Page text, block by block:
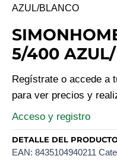
AZUL/BLANCO
5/400
Regístrate o accede a
para ver precios y
Acceso y registro
DETALLE DEL
EAN: 8435104940211